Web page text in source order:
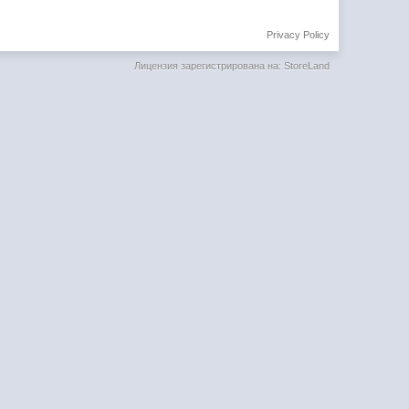
Privacy Policy
Лицензия зарегистрирована на: StoreLand